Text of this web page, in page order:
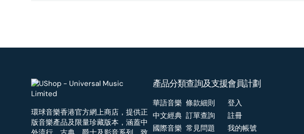
環球音樂香港官方網上商店，提供正
版音樂產品及限量珍藏版本，涵蓋中
產品分類
華語音樂
中文經典
國際音樂
查詢及支援
條款細則
訂單查詢
常見問題
會員計劃
登入
註冊
我的帳號